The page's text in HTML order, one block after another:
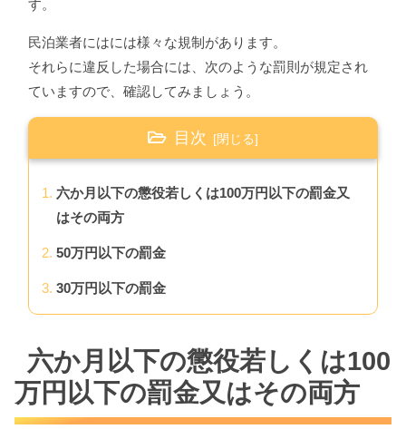
す。
民泊業者にはには様々な規制があります。
それらに違反した場合には、次のような罰則が規定され
ていますので、確認してみましょう。
目次
六か月以下の懲役若しくは100万円以下の罰金又
はその両方
50万円以下の罰金
30万円以下の罰金
六か月以下の懲役若しくは100
万円以下の罰金又はその両方